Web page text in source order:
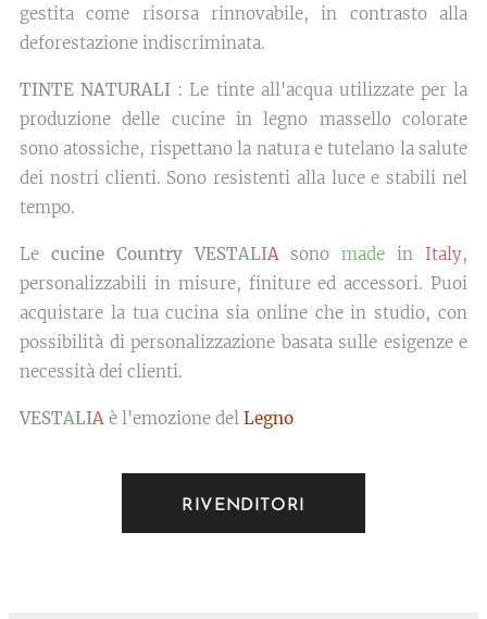
gestita come risorsa rinnovabile, in contrasto alla
deforestazione indiscriminata.
TINTE NATURALI : Le tinte all'acqua utilizzate per la
produzione delle cucine in legno massello colorate
sono atossiche, rispettano la natura e tutelano la salute
dei nostri clienti. Sono resistenti alla luce e stabili nel
tempo.
Le cucine Country VESTALIAsonomade in Italy,
personalizzabili in misure, finiture ed accessori. Puoi
acquistare la tua cucina sia online che in studio, con
possibilità di personalizzazione basata sulle esigenze e
necessità dei clienti.
VESTALIA è l'emozione del Legno
RIVENDITORI